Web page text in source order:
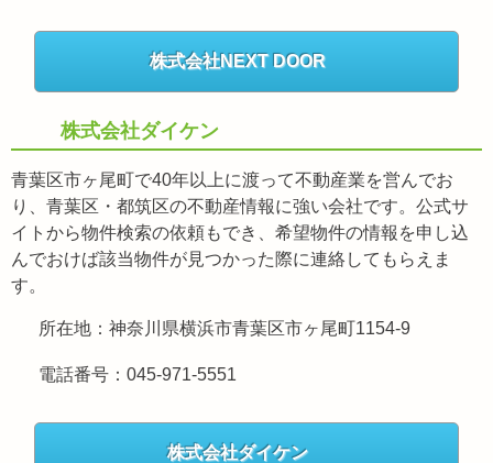
株式会社NEXT DOOR
株式会社ダイケン
青葉区市ヶ尾町で40年以上に渡って不動産業を営んでお
り、青葉区・都筑区の不動産情報に強い会社です。公式サ
イトから物件検索の依頼もでき、希望物件の情報を申し込
んでおけば該当物件が見つかった際に連絡してもらえま
す。
所在地：神奈川県横浜市青葉区市ヶ尾町1154-9
電話番号：045-971-5551
株式会社ダイケン